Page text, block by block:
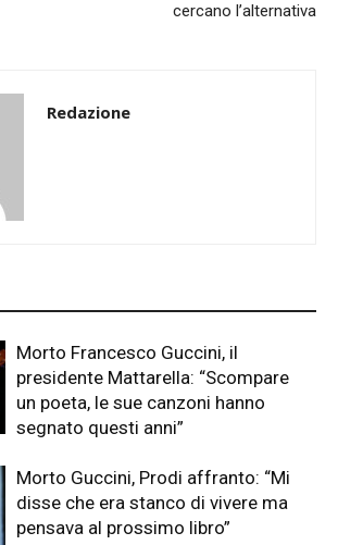
cercano l’alternativa
Redazione
Morto Francesco Guccini, il
presidente Mattarella: “Scompare
un poeta, le sue canzoni hanno
segnato questi anni”
Morto Guccini, Prodi affranto: “Mi
disse che era stanco di vivere ma
pensava al prossimo libro”